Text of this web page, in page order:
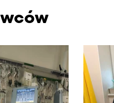
w poziomie. Użyj